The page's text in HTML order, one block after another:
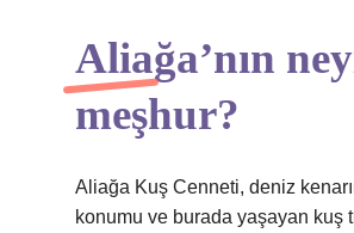
Aliağa’nın
meşhur?
Aliağa Kuş Cenneti, deniz
konumu ve burada yaşayan kuş